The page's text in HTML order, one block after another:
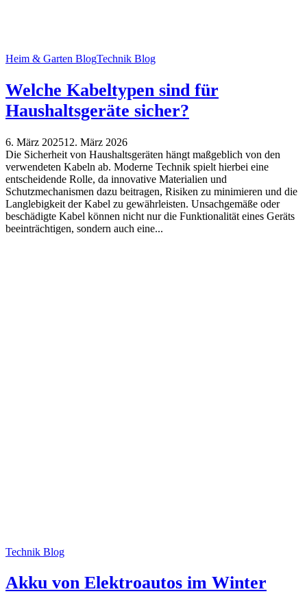
Heim & Garten BlogTechnik Blog
Welche Kabeltypen sind für
Haushaltsgeräte sicher?
6. März 202512. März 2026
Die Sicherheit von Haushaltsgeräten hängt maßgeblich von den
verwendeten Kabeln ab. Moderne Technik spielt hierbei eine
entscheidende Rolle, da innovative Materialien und
Schutzmechanismen dazu beitragen, Risiken zu minimieren und die
Langlebigkeit der Kabel zu gewährleisten. Unsachgemäße oder
beschädigte Kabel können nicht nur die Funktionalität eines Geräts
beeinträchtigen, sondern auch eine...
Technik Blog
Akku von Elektroautos im Winter